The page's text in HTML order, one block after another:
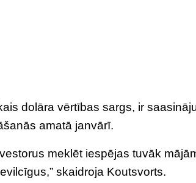
dolāra vērtības sargs, ir
amatā janvārī.
meklēt iespējas tuvāk
skaidroja Koutsvorts.